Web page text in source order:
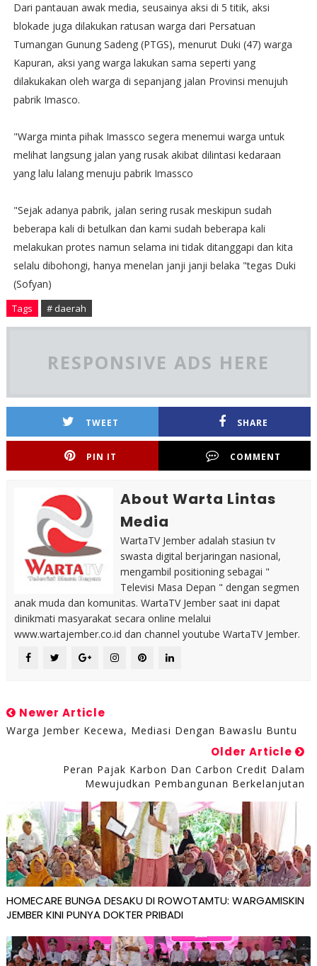
Dari pantauan awak media, seusainya aksi di 5 titik, aksi
blokade juga dilakukan ratusan warga dari Persatuan
Tumangan Gunung Sadeng (PTGS), menurut Duki (47) warga
Kapuran, aksi yang warga lakukan sama seperti yang
dilakukakan oleh warga di sepanjang jalan Provinsi menujuh
pabrik Imasco.
"Warga minta pihak Imassco segera menemui warga untuk
melihat langsung jalan yang rusak akibat dilintasi kedaraan
yang lalu lalang menuju pabrik Imassco
"Sejak adanya pabrik, jalan sering rusak meskipun sudah
beberapa kali di betulkan dan kami sudah beberapa kali
melakukan protes namun selama ini tidak ditanggapi dan kita
selalu dibohongi, hanya menelan janji janji belaka "tegas Duki
(Sofyan)
Tags # daerah
RESPONSIVE ADS HERE
TWEET SHARE
PIN IT COMMENT
About Warta Lintas
Media
WartaTV Jember adalah stasiun tv
swasta digital berjaringan nasional,
mengambil positioning sebagai "
Televisi Masa Depan " dengan segmen
anak muda dan komunitas. WartaTV Jember saat ini dapat
dinikmati masyarakat secara online melalui
www.wartajember.co.id dan channel youtube WartaTV Jember.
Newer Article
Warga Jember Kecewa, Mediasi Dengan Bawaslu Buntu
Older Article
Peran Pajak Karbon Dan Carbon Credit Dalam
Mewujudkan Pembangunan Berkelanjutan
HOMECARE BUNGA DESAKU DI ROWOTAMTU: WARGAMISKIN
JEMBER KINI PUNYA DOKTER PRIBADI